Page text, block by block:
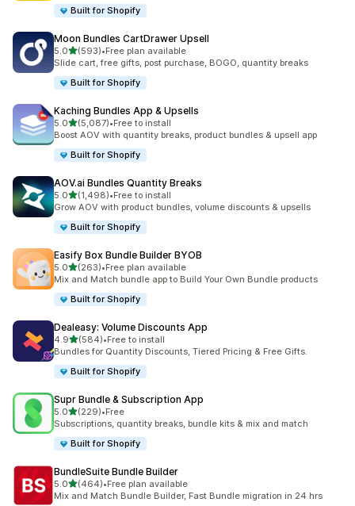
Built for Shopify
Moon Bundles CartDrawer Upsell
5.05つ星中
(593)
合計レビュー数：593件
•Free plan available
Slide cart, free gifts, post purchase, BOGO, quantity breaks
Built for Shopify
Kaching Bundles App & Upsells
5.05つ星中
(5,087)
合計レビュー数：5087件
•Free to install
Boost AOV with quantity breaks, product bundles & upsell app
Built for Shopify
AOV.ai Bundles Quantity Breaks
5.05つ星中
(1,498)
合計レビュー数：1498件
•Free to install
Grow AOV with product bundles, volume discounts & upsells
Built for Shopify
Easify Box Bundle Builder BYOB
5.05つ星中
(263)
合計レビュー数：263件
•Free plan available
Mix and Match bundle app to Build Your Own Bundle products
Built for Shopify
Dealeasy: Volume Discounts App
4.95つ星中
(584)
合計レビュー数：584件
•Free to install
Bundles for Quantity Discounts, Tiered Pricing & Free Gifts.
Built for Shopify
Supr Bundle & Subscription App
5.05つ星中
(229)
合計レビュー数：229件
•Free
Subscriptions, quantity breaks, bundle kits & mix and match
Built for Shopify
BundleSuite Bundle Builder
5.05つ星中
(464)
合計レビュー数：464件
•Free plan available
Mix and Match Bundle Builder, Fast Bundle migration in 24 hrs